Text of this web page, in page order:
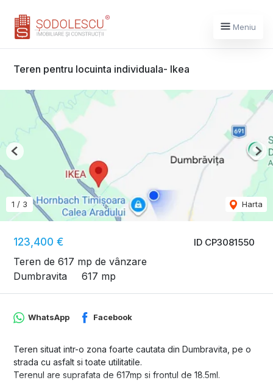
Meniu
Teren pentru locuinta individuala- Ikea
ID CP3081550
123,400 €
Teren de 617 mp de vânzare
Dumbravita
617 mp
1 / 3 Harta
Previous
WhatsApp Facebook
Teren situat intr-o zona foarte cautata din Dumbravita, pe o
strada cu asfalt si toate utilitatile.
Terenul are suprafata de 617mp si frontul de 18.5ml.